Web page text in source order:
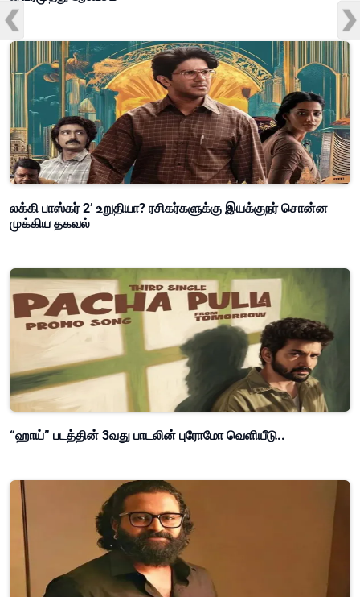
லக்கி பாஸ்கர் 2’ உறுதியா? ரசிகர்களுக்கு இயக்குநர் சொன்ன
முக்கிய தகவல்
“ஹாய்” படத்தின் 3வது பாடலின் புரோமோ வெளியீடு..